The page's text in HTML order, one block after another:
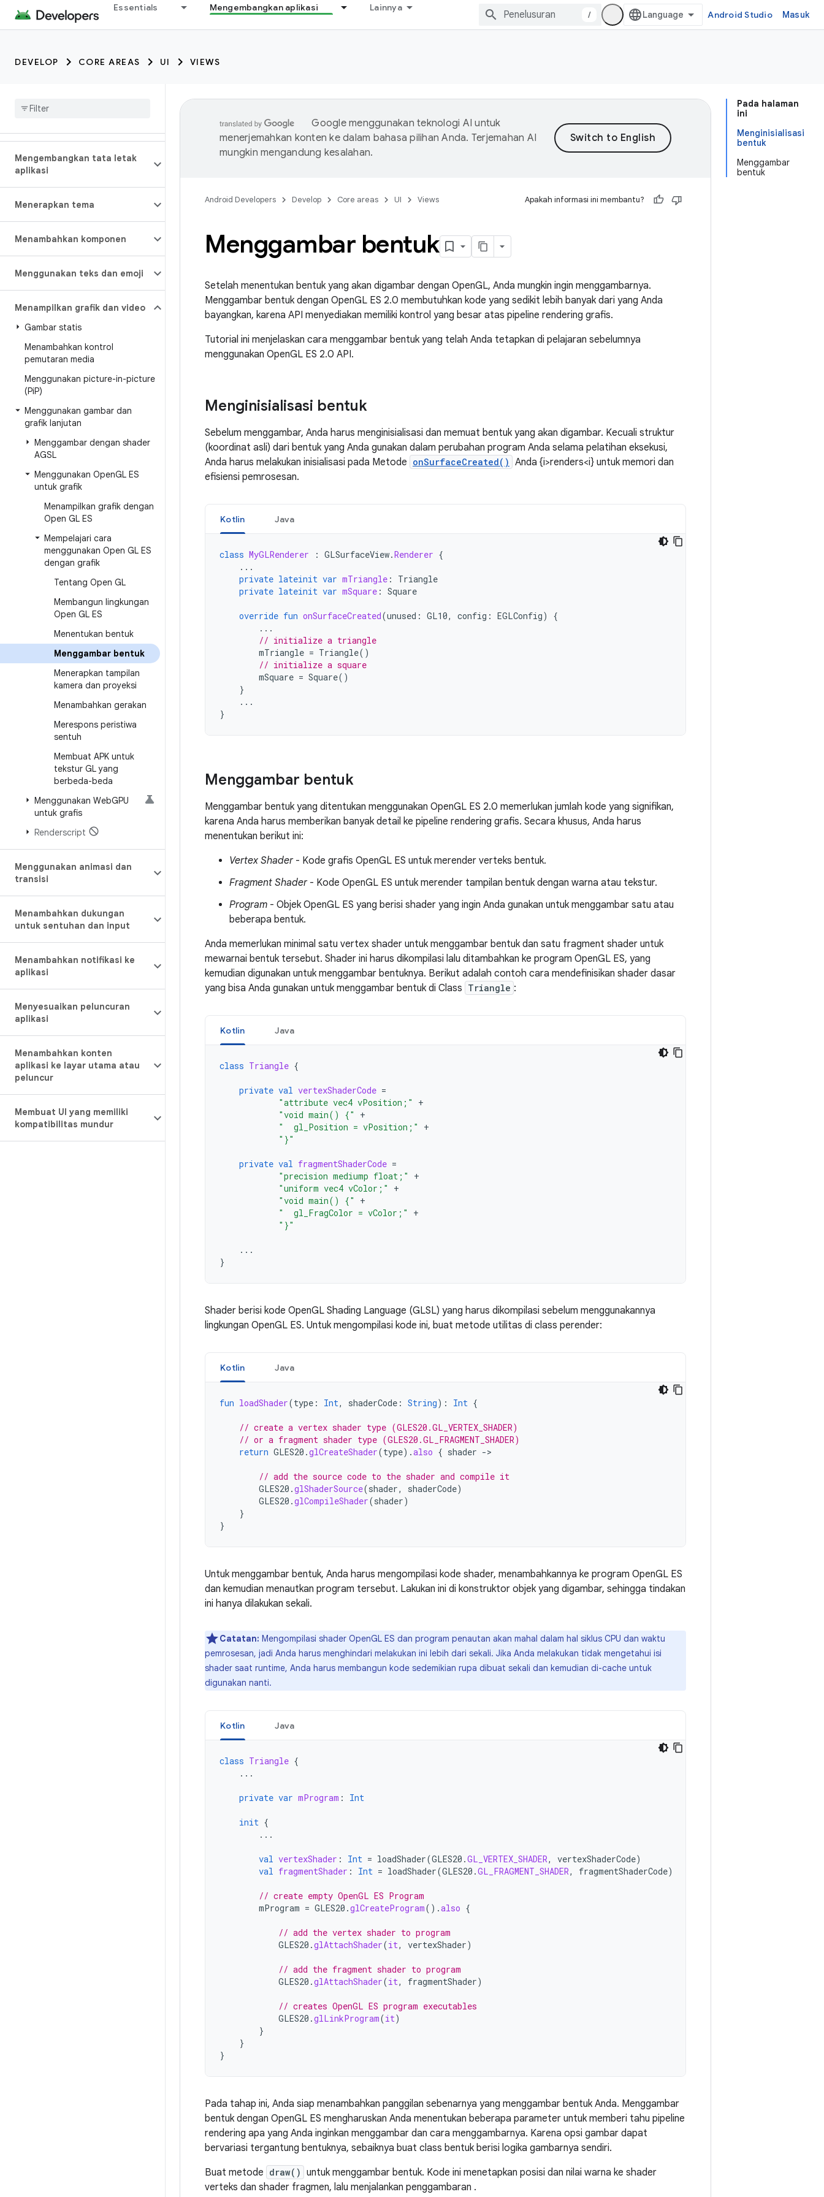
Essentials Mengembangkan aplikasi Lainnya
/ Android Studio Masuk
DEVELOP CORE AREAS UI VIEWS
Mengembangkan tata letak
aplikasi
Menerapkan tema
Menambahkan komponen
Menggunakan teks dan emoji
Menampilkan grafik dan video
Gambar statis
Menambahkan kontrol
pemutaran media
Menggunakan picture-in-picture
(PiP)
Menggunakan gambar dan
grafik lanjutan
Menggambar dengan shader
AGSL
Menggunakan OpenGL ES
untuk grafik
Menampilkan grafik dengan
Open GL ES
Mempelajari cara
menggunakan Open GL ES
dengan grafik
Tentang Open GL
Membangun lingkungan
Open GL ES
Menentukan bentuk
Menggambar bentuk
Menerapkan tampilan
kamera dan proyeksi
Menambahkan gerakan
Merespons peristiwa
sentuh
Membuat APK untuk
tekstur GL yang
berbeda-beda
Menggunakan WebGPU
untuk grafis
Renderscript
Menggunakan animasi dan
transisi
Menambahkan dukungan
untuk sentuhan dan input
Menambahkan notifikasi ke
aplikasi
Menyesuaikan peluncuran
aplikasi
Menambahkan konten
aplikasi ke layar utama atau
peluncur
Membuat UI yang memiliki
kompatibilitas mundur
Pada halaman
ini
Menginisialisasi
bentuk
Menggambar
bentuk
Google menggunakan teknologi AI untuk
menerjemahkan konten ke dalam bahasa pilihan Anda. Terjemahan AI
mungkin mengandung kesalahan.
Android Developers Develop Core areas UI Views Apakah informasi ini membantu?
Menggambar bentuk
Setelah menentukan bentuk yang akan digambar dengan OpenGL, Anda mungkin ingin menggambarnya.
Menggambar bentuk dengan OpenGL ES 2.0 membutuhkan kode yang sedikit lebih banyak dari yang Anda
bayangkan, karena API menyediakan memiliki kontrol yang besar atas pipeline rendering grafis.
Tutorial ini menjelaskan cara menggambar bentuk yang telah Anda tetapkan di pelajaran sebelumnya
menggunakan OpenGL ES 2.0 API.
Menginisialisasi bentuk
Sebelum menggambar, Anda harus menginisialisasi dan memuat bentuk yang akan digambar. Kecuali struktur
(koordinat asli) dari bentuk yang Anda gunakan dalam perubahan program Anda selama pelatihan eksekusi,
Anda harus melakukan inisialisasi pada Metode onSurfaceCreated() Anda {i>renders<i} untuk memori dan
efisiensi pemrosesan.
Kotlin Java
class MyGLRenderer : GLSurfaceView.Renderer {
...
private lateinit var mTriangle :
Triangle
private lateinit var mSquare : Square
override fun onSurfaceCreated(unused : GL10, config : EGLConfig)
{
...
// initialize a triangle
mTriangle = Triangle()
// initialize a square
mSquare = Square()
}
...
}
Menggambar bentuk
Menggambar bentuk yang ditentukan menggunakan OpenGL ES 2.0 memerlukan jumlah kode yang signifikan,
karena Anda harus memberikan banyak detail ke pipeline rendering grafis. Secara khusus, Anda harus
menentukan berikut ini:
Vertex Shader- Kode grafis OpenGL ES untuk merender verteks bentuk.
Fragment Shader- Kode OpenGL ES untuk merender tampilan bentuk dengan warna atau tekstur.
Program - Objek OpenGL ES yang berisi shader yang ingin Anda gunakan untuk menggambar satu atau
beberapa bentuk.
Anda memerlukan minimal satu vertex shader untuk menggambar bentuk dan satu fragment shader untuk
mewarnai bentuk tersebut. Shader ini harus dikompilasi lalu ditambahkan ke program OpenGL ES, yang
kemudian digunakan untuk menggambar bentuknya. Berikut adalah contoh cara mendefinisikan shader dasar
yang bisa Anda gunakan untuk menggambar bentuk di Class Triangle :
Kotlin Java
class Triangle {
private val vertexShaderCode =
"attribute vec4 vPosition;"
+
"void main() {"
+
"  gl_Position = vPosition;"
+
"}"
private val fragmentShaderCode =
"precision mediump float;"
+
"uniform vec4 vColor;"
+
"void main() {"
+
"  gl_FragColor = vColor;"
+
"}"
...
}
Shader berisi kode OpenGL Shading Language (GLSL) yang harus dikompilasi sebelum menggunakannya
lingkungan OpenGL ES. Untuk mengompilasi kode ini, buat metode utilitas di class perender:
Kotlin Java
fun loadShader(type : Int, shaderCode : String): Int {
// create a vertex shader type (GLES20.GL_VERTEX_SHADER)
// or a fragment shader type (GLES20.GL_FRAGMENT_SHADER)
return GLES20 .glCreateShader(type).also { shader ->
// add the source code to the shader and compile it
GLES20 .glShaderSource(shader, shaderCode)
GLES20 .glCompileShader(shader)
}
}
Untuk menggambar bentuk, Anda harus mengompilasi kode shader, menambahkannya ke program OpenGL ES
dan kemudian menautkan program tersebut. Lakukan ini di konstruktor objek yang digambar, sehingga tindakan
ini hanya dilakukan sekali.
Catatan: Mengompilasi shader OpenGL ES dan program penautan akan mahal dalam hal siklus CPU dan waktu
pemrosesan, jadi Anda harus menghindari melakukan ini lebih dari sekali. Jika Anda melakukan tidak mengetahui isi
shader saat runtime, Anda harus membangun kode sedemikian rupa dibuat sekali dan kemudian di-cache untuk
digunakan nanti.
Kotlin Java
class Triangle {
...
private var mProgram : Int
init {
...
val vertexShader : Int = loadShader(GLES20 .GL_VERTEX_SHADER, vertexShaderCode)
val fragmentShader : Int = loadShader(GLES20 .GL_FRAGMENT_SHADER, fragmentShaderCode)
// create empty OpenGL ES Program
mProgram = GLES20 .glCreateProgram().also {
// add the vertex shader to program
GLES20 .glAttachShader(it, vertexShader)
// add the fragment shader to program
GLES20 .glAttachShader(it, fragmentShader)
// creates OpenGL ES program executables
GLES20 .glLinkProgram(it)
}
}
}
Pada tahap ini, Anda siap menambahkan panggilan sebenarnya yang menggambar bentuk Anda. Menggambar
bentuk dengan OpenGL ES mengharuskan Anda menentukan beberapa parameter untuk memberi tahu pipeline
rendering apa yang Anda inginkan menggambar dan cara menggambarnya. Karena opsi gambar dapat
bervariasi tergantung bentuknya, sebaiknya buat class bentuk berisi logika gambarnya sendiri.
Buat metode draw() untuk menggambar bentuk. Kode ini menetapkan posisi dan nilai warna ke shader
verteks dan shader fragmen, lalu menjalankan penggambaran .